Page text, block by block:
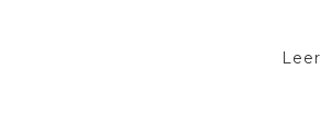
Leer